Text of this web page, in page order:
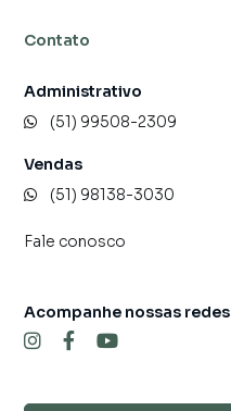
Contato
Administrativo
(51) 99508-2309
Vendas
(51) 98138-3030
Fale conosco
Acompanhe nossas redes